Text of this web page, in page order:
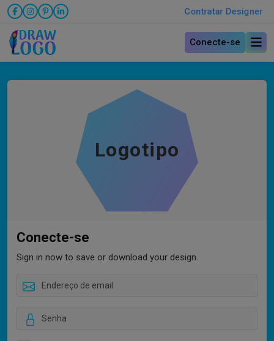
Contratar Designer
Conecte-se
Logotipo
Conecte-se
Sign in now to save or download your design.